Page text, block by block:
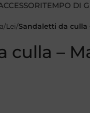
TEMPO DI
Lei Sandaletti da culla
culla –